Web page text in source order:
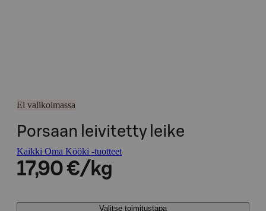
Ei valikoimassa
Porsaan leivitetty leike
Kaikki Oma Kööki -tuotteet
17,90 €/kg
Valitse toimitustapa